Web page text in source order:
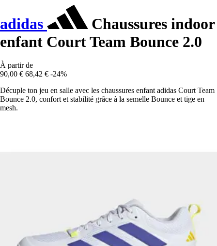
adidas
Chaussures indoor
enfant Court Team Bounce 2.0
À partir de
90,00 € 68,42 € -24%
Décuple ton jeu en salle avec les chaussures enfant adidas Court Team
Bounce 2.0, confort et stabilité grâce à la semelle Bounce et tige en
mesh.